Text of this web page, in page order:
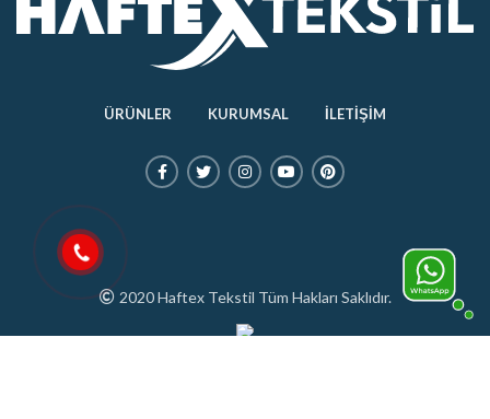
ÜRÜNLER KURUMSAL İLETİŞİM
2020 Haftex Tekstil Tüm Hakları Saklıdır.